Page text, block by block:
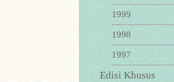
1999
1998
1997
Edisi Khusus